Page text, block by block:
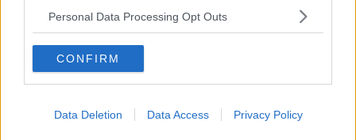
Personal Data Processing Opt Outs
CONFIRM
Data Deletion Data Access Privacy Policy
Il Presidente
Insopportabile
​Mentre
​Ci vuole Fedez